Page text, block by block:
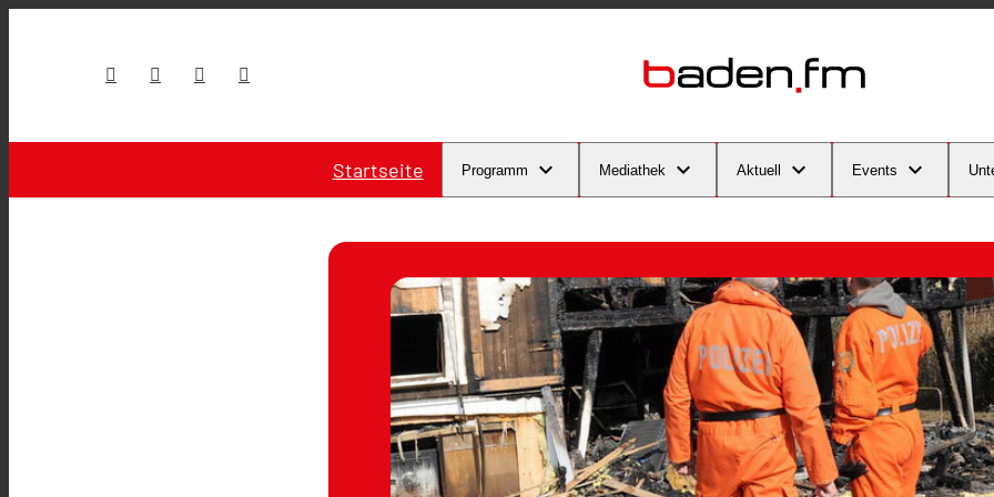
Startseite Programm Mediathek Aktuell Events